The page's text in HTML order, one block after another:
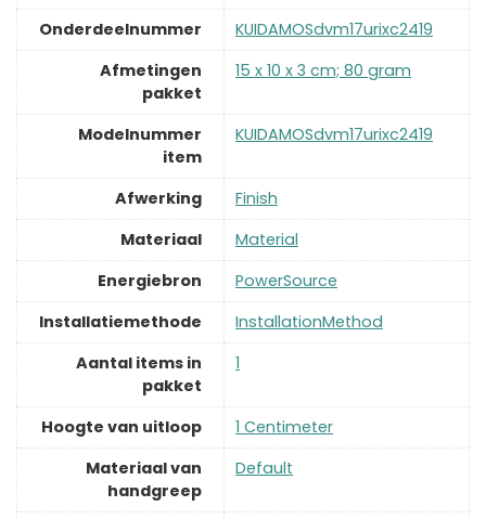
Onderdeelnummer
‎KUIDAMOSdvm17urixc2419
Afmetingen
pakket
‎15 x 10 x 3 cm; 80 gram
Modelnummer
item
‎KUIDAMOSdvm17urixc2419
Afwerking
‎Finish
Materiaal
‎Material
Energiebron
‎PowerSource
Installatiemethode
‎InstallationMethod
Aantal items in
pakket
‎1
Hoogte van uitloop
‎1 Centimeter
Materiaal van
handgreep
‎Default